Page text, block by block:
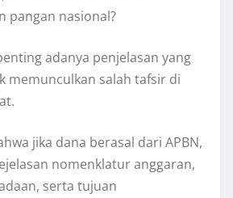
pangan nasional?
adanya penjelasan yang
memunculkan salah tafsir di
jika dana berasal dari APBN,
nomenklatur anggaran,
serta tujuan